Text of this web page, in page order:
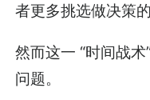
者更多挑选做决策的
然而这一 “时间战
问题。